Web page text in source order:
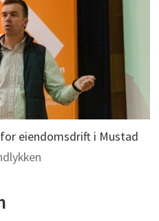
eiendomsdrift i Mustad